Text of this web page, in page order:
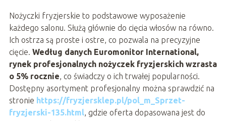
Nożyczki fryzjerskie to podstawowe wyposażenie
każdego salonu. Służą głównie do cięcia włosów na równo.
Ich ostrza są proste i ostre, co pozwala na precyzyjne
cięcie. Według danych Euromonitor International,
rynek profesjonalnych nożyczek fryzjerskich wzrasta
o 5% rocznie, co świadczy o ich trwałej popularności.
Dostępny asortyment profesjonalny można sprawdzić na
stronie https://fryzjersklep.pl/pol_m_Sprzet-
fryzjerski-135.html, gdzie oferta dopasowana jest do